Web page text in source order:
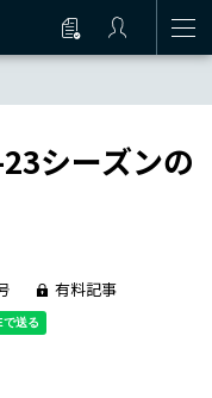
シーズンの
有料記事